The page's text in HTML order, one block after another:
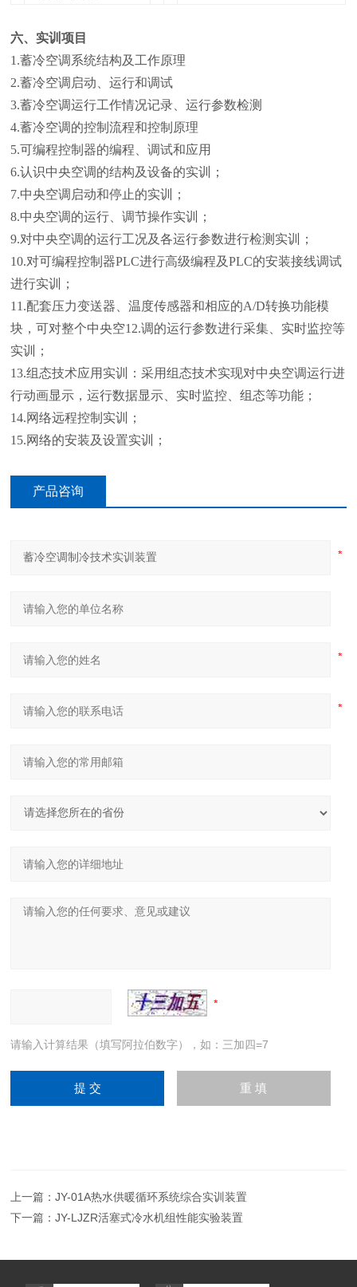
六、实训项目
1.蓄冷空调系统结构及工作原理
2.蓄冷空调启动、运行和调试
3.蓄冷空调运行工作情况记录、运行参数检测
4.蓄冷空调的控制流程和控制原理
5.可编程控制器的编程、调试和应用
6.认识中央空调的结构及设备的实训；
7.中央空调启动和停止的实训；
8.中央空调的运行、调节操作实训；
9.对中央空调的运行工况及各运行参数进行检测实训；
10.对可编程控制器PLC进行高级编程及PLC的安装接线调试
进行实训；
11.配套压力变送器、温度传感器和相应的A/D转换功能模
块，可对整个中央空12.调的运行参数进行采集、实时监控等
实训；
13.组态技术应用实训：采用组态技术实现对中央空调运行进
行动画显示，运行数据显示、实时监控、组态等功能；
14.网络远程控制实训；
15.网络的安装及设置实训；
产品咨询
请输入计算结果（填写阿拉伯数字），如：三加四=7
上一篇：JY-01A热水供暖循环系统综合实训装置
下一篇：JY-LJZR活塞式冷水机组性能实验装置